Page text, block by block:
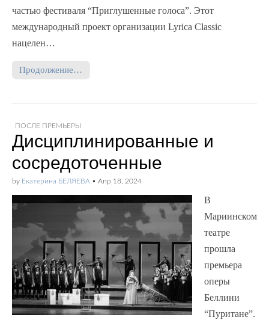
частью фестиваля “Приглушенные голоса”. Этот
международный проект организации Lyrica Classic
нацелен…
Продолжение…
ПОСЛЕ ПРЕМЬЕРЫ
Дисциплинированные и
сосредоточенные
by Екатерина БЕЛЯЕВА • Апр 18, 2024
В
Мариинском
театре
прошла
премьера
оперы
Беллини
“Пуритане”.